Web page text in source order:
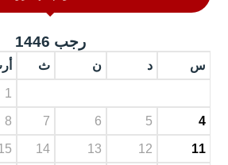
رجب 1446
س د ن ث
1
4
5
6
7
8
11
12
13
14